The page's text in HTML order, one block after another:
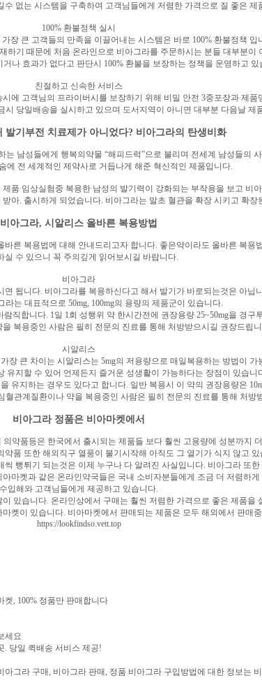
없는 시스템을 구축하여 고객님들에게 저렴한 가격으로 질 좋은 제
100% 환불정책 실시
장 큰 고객들의 만족을 이끌어내는 시스템은 바로 100% 환불정책
기 때문에 처음 온라인으로 비아그라를 주문하시는 분들 대부분이
나 효과가 없다고 판단시 100% 환불을 보장하는 정책을 운영하고 있
친절하고 신속한 서비스
에 고객님의 프라이버시를 보장하기 위해 비밀 안전 3중포장과 제
당일배송을 실시하고 있으며 도서지역이 아니면 대부분 다음날 제
발기부전 치료제가 아니었다? 비아그라의 탄생비화
남성들에게 행복의약물 “해피드럭”으로 불리며 전세계 남성들의
에 전 세계적인 제약사로 거듭나게 해준 혁신적인 제품입니다.
임상실험중 복용한 남성의 발기력이 강화되는 부작용을 보고 비
아. 출시하게 되었습니다. 비아그라는 말초 혈관을 확장 시키고 확
비아그라, 시알리스 올바른 복용방법
른 복용법에 대해 안내드리고자 합니다. 좋은약이라도 올바른 복
실 수 있으니 꼭 주의깊게 읽어보시길 바랍니다.
비아그라
됩니다. 비아그라를 복용하신다고 해서 발기가 바로되는것은 아
라는 대표적으로 50mg, 100mg의 용량의 제품군이 있습니다.
직합니다. 1일 1회 성행위 약 한시간전에 권장용량 25~50mg을 경
복용중인 사람은 필히 전문의 진료를 통해 처방받으시길 권장드립
시알리스
장 큰 차이는 시알리스는 5mg의 저용량으로 매일복용하는 방법이
유지할 수 있어 언제든지 즐거운 성생활이 가능하다는 장점이 있습니
지하는 경우도 있다고 합니다. 일반 복용시 이 약의 권장용량은
혈관계질환이나 약을 복용중인 사람은 필히 전문의 진료를 통해 처방
비아그라 정품은 비아마켓에서
약품등은 한국에서 출시되는 제품들 보다 훨씬 고용량에 성분까지
약품 또한 해외직구 열풍이 불기시작해 아직도 그 열기가 식지 않고 있
뻥튀기 되는것은 이제 누구나 다 알려진 사실입니다. 비아그라 또
마켓과 같은 온라인약국들은 국내 소비자분들에게 조금 더 저렴하
수입해와 고객님들에게 제공하고 있습니다.
있습니다. 온라인상에서 구매는 훨씬 저렴한 가격으로 좋은 제품
켓이 있습니다. 비아마켓에서 판매되는 제품은 모두 해외에서 판매
https://lookfindso.vett.top
, 100% 정품만 판매합니다
세요
. 당일 퀵배송 서비스 제공!
그라 구매, 비아그라 판매, 정품 비아그라 구입방법에 대한 정보는